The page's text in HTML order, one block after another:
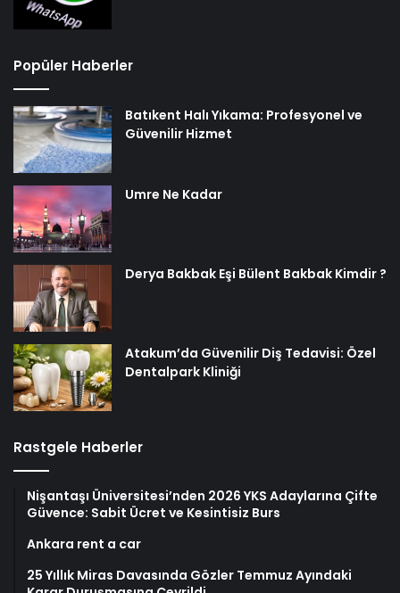
Popüler Haberler
Batıkent Halı Yıkama: Profesyonel ve
Güvenilir Hizmet
Umre Ne Kadar
Derya Bakbak Eşi Bülent Bakbak Kimdir ?
Atakum’da Güvenilir Diş Tedavisi: Özel
Dentalpark Kliniği
Rastgele Haberler
Nişantaşı Üniversitesi’nden 2026 YKS Adaylarına Çifte
Güvence: Sabit Ücret ve Kesintisiz Burs
Ankara rent a car
25 Yıllık Miras Davasında Gözler Temmuz Ayındaki